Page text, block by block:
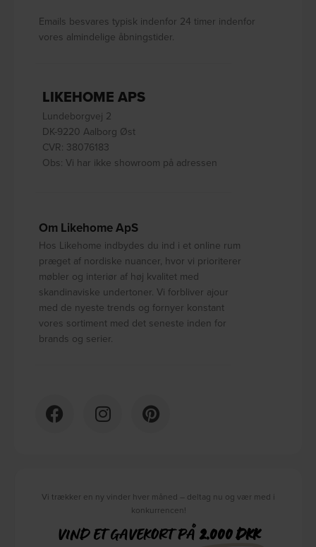
Emails besvares typisk indenfor 24 timer indenfor
vores almindelige åbningstider.
LIKEHOME APS
Lundeborgvej 2
DK-9220 Aalborg Øst
CVR: 38076183
Obs: Vi har ikke showroom på adressen
Om Likehome ApS
Hos Likehome indbydes du ind i et online rum
præget af nordiske nuancer, hvor vi prioriterer
møbler og interiør af høj kvalitet med
skandinaviske undertoner. Vi forbliver ajour
med de nyeste trends og fornyer konstant
vores sortiment med det seneste inden for
brands og serier.
Vi trækker en ny vinder hver måned – deltag nu og vær med i
konkurrencen!
VIND ET GAVEKORT PÅ2.000 DKK